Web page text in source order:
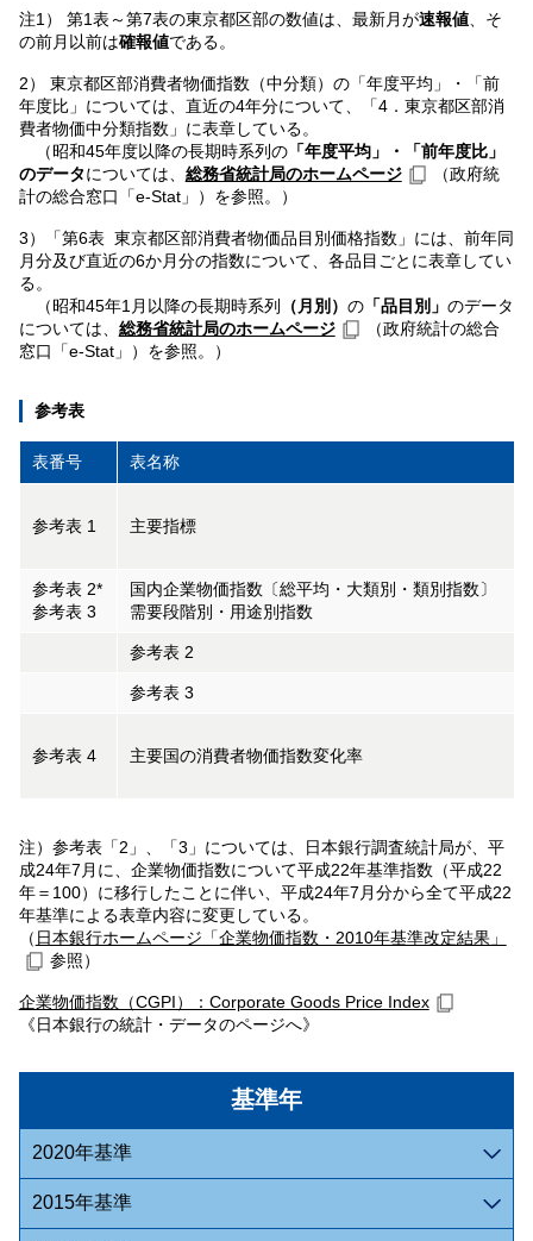
基準年
2020年基準
2015年基準
注1） 第1表～第7表の東京都区部の数値は、最新月が速報値、そ
の前月以前は確報値である。
2） 東京都区部消費者物価指数（中分類）の「年度平均」・「前
年度比」については、直近の4年分について、「4．東京都区部消
費者物価中分類指数」に表章している。
（昭和45年度以降の長期時系列の「年度平均」・「前年度比」
のデータについては、 総務省統計局のホームページ
（政府統
計の総合窓口「e-Stat」）を参照。）
3）「第6表 東京都区部消費者物価品目別価格指数」には、前年同
月分及び直近の6か月分の指数について、各品目ごとに表章してい
る。
（昭和45年1月以降の長期時系列
（月別） の「品目別」 のデータ
については、 総務省統計局のホームページ
（政府統計の総合
窓口「e-Stat」）を参照。）
参考表
表番号 表名称
参考表 1 主要指標
参考表 2*
参考表 3
国内企業物価指数〔総平均・大類別・類別指数〕
需要段階別・用途別指数
参考表 2
参考表 3
参考表 4 主要国の消費者物価指数変化率
注）参考表「2」、「3」については、日本銀行調査統計局が、平
成24年7月に、企業物価指数について平成22年基準指数（平成22
年＝100）に移行したことに伴い、平成24年7月分から全て平成22
年基準による表章内容に変更している。
（ 日本銀行ホームページ「企業物価指数・2010年基準改定結果」
参照）
企業物価指数（CGPI）：Corporate Goods Price Index
《日本銀行の統計・データのページへ》